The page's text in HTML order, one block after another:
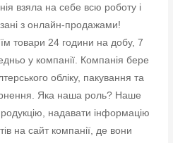
взяла на себе всю роботу і
з онлайн-продажами!
їм товари 24 години на добу, 7
у компанії. Компанія бере
обліку, пакування та
Яка наша роль? Наше
надавати інформацію
на сайт компанії, де вони